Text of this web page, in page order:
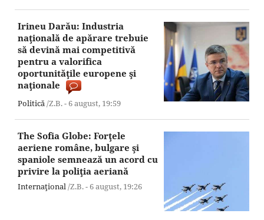
Irineu Darău: Industria
naţională de apărare trebuie
să devină mai competitivă
pentru a valorifica
oportunităţile europene şi
naţionale
Politică/Z.B. -6 august, 19:59
The Sofia Globe: Forţele
aeriene române, bulgare şi
spaniole semnează un acord cu
privire la poliţia aeriană
Internaţional/Z.B. -6 august, 19:26